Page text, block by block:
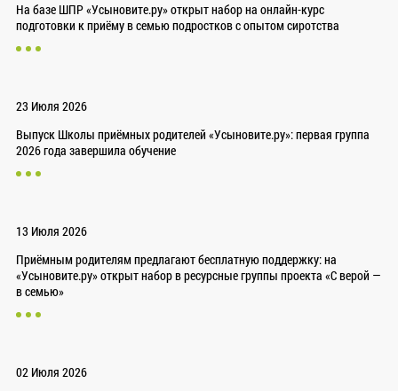
На базе ШПР «Усыновите.ру» открыт набор на онлайн-курс
подготовки к приёму в семью подростков с опытом сиротства
23 Июля 2026
Выпуск Школы приёмных родителей «Усыновите.ру»: первая группа
2026 года завершила обучение
13 Июля 2026
Приёмным родителям предлагают бесплатную поддержку: на
«Усыновите.ру» открыт набор в ресурсные группы проекта «С верой —
в семью»
02 Июля 2026